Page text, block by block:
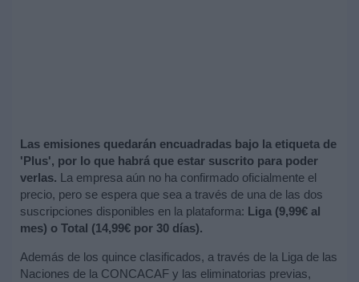
Las emisiones quedarán encuadradas bajo la etiqueta de
'Plus', por lo que habrá que estar suscrito para poder
verlas. La empresa aún no ha confirmado oficialmente el
precio, pero se espera que sea a través de una de las dos
suscripciones disponibles en la plataforma: Liga (9,99€ al
mes) o Total (14,99€ por 30 días).
Además de los quince clasificados, a través de la Liga de las
Naciones de la CONCACAF y las eliminatorias previas,